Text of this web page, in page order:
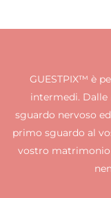
GUESTPIX™ è
intermedi. Dalle
sguardo nervoso
primo sguardo al
vostro matrimonio